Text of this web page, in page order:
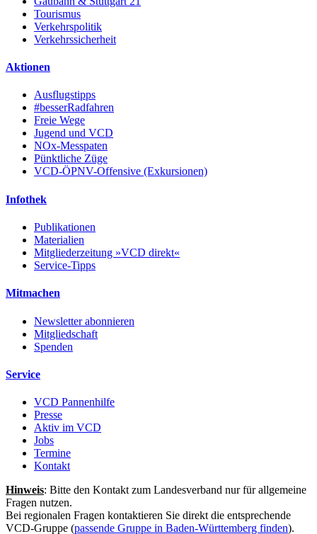
Tourismus
Verkehrspolitik
Verkehrssicherheit
Aktionen
Ausflugstipps
#besserRadfahren
Freie Wege
Jugend und VCD
NOx-Messpaten
Pünktliche Züge
VCD-ÖPNV-Offensive (Exkursionen)
Infothek
Publikationen
Materialien
Mitgliederzeitung »VCD direkt«
Service-Tipps
Mitmachen
Newsletter abonnieren
Mitgliedschaft
Spenden
Service
VCD Pannenhilfe
Presse
Aktiv im VCD
Jobs
Termine
Kontakt
Hinweis: Bitte den Kontakt zum Landesverband nur für allgemeine
Fragen nutzen.
Bei regionalen Fragen kontaktieren Sie direkt die entsprechende
VCD-Gruppe (passende Gruppe in Baden-Württemberg finden).